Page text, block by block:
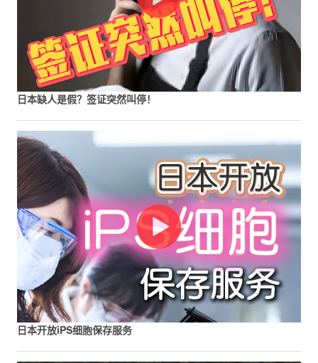
日本缺人是假？签证突然叫停！
日本开放iPS细胞保存服务